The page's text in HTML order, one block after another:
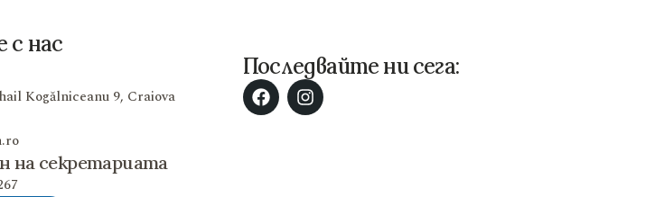
с нас
Kogălniceanu 9, Craiova
на секретариата
Последвайте ни сега: